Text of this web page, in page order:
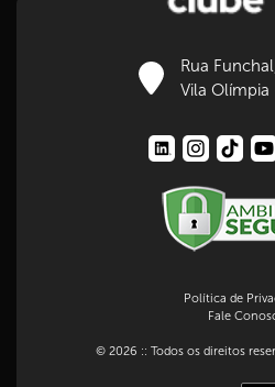
Rua
Vila Olímpia
Política de
Fale
© 2026 :: Todos os direitos